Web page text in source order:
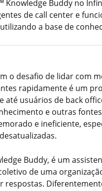
Knowledge Buddy no
de call center e
a base de
o desafio de lidar com
rapidamente é um
usuários de back
e outras
e ineficiente,
Buddy, é um
de uma
respostas.